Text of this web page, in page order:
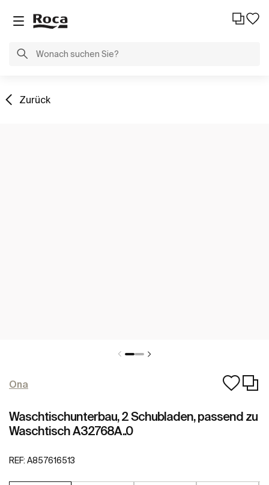
Zurück
Ona
Waschtischunterbau, 2 Schubladen, passend zu
Waschtisch A32768A..0
REF: A857616513